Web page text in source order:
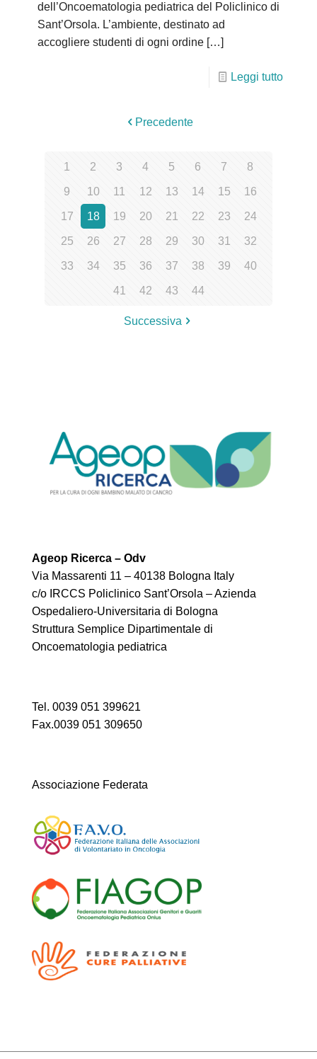
dell’Oncoematologia pediatrica del Policlinico di
Sant’Orsola. L’ambiente, destinato ad
accogliere studenti di ogni ordine […]
Leggi tutto
Precedente
1 2 3 4 5 6 7 8
9 10 11 12 13 14 15 16
17 18 19 20 21 22 23 24
25 26 27 28 29 30 31 32
33 34 35 36 37 38 39 40
41 42 43 44
Successiva
Ageop Ricerca – Odv
Via Massarenti 11 – 40138 Bologna Italy
c/o IRCCS Policlinico Sant’Orsola – Azienda
Ospedaliero-Universitaria di Bologna
Struttura Semplice Dipartimentale di
Oncoematologia pediatrica
Tel. 0039 051 399621
Fax.0039 051 309650
Associazione Federata